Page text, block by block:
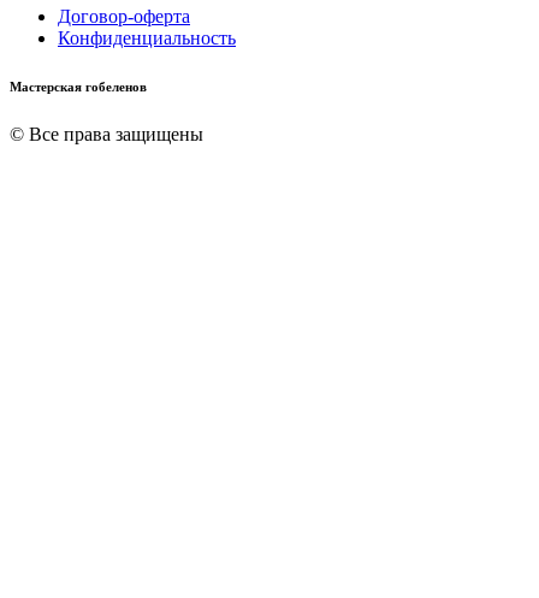
Договор-оферта
Конфиденциальность
Мастерская гобеленов
© Все права защищены